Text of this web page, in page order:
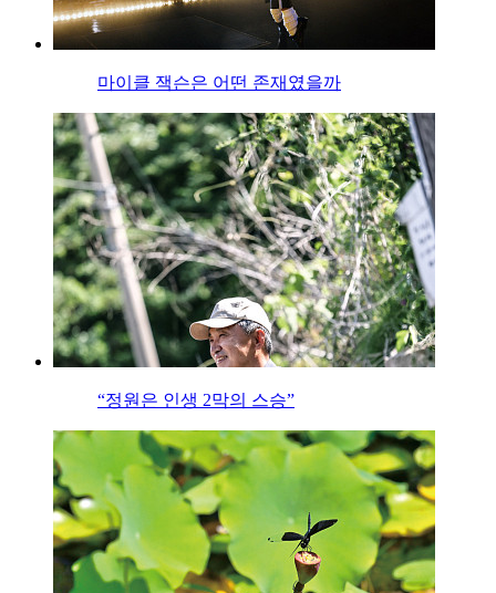
마이클 잭슨은 어떤 존재였을까
“정원은 인생 2막의 스승”